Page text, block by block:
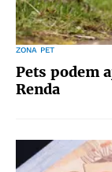
ZONA PET
Pets podem
Renda